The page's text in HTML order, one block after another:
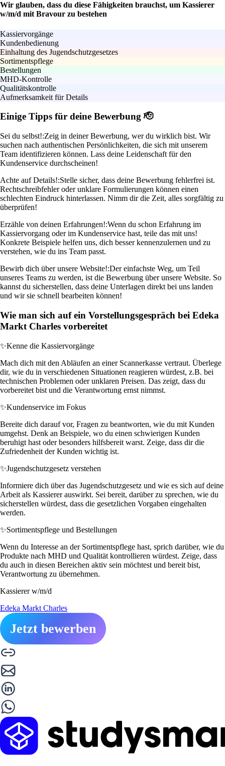
Wir glauben, dass du diese Fähigkeiten brauchst, um Kassierer
w/m/d mit Bravour zu bestehen
Kassiervorgänge
Kundenbedienung
Einhaltung des Jugendschutzgesetzes
Sortimentspflege
Bestellungen
MHD-Kontrolle
Qualitätskontrolle
Aufmerksamkeit für Details
Einige Tipps für deine Bewerbung 🫡
Sei du selbst!:Zeig in deiner Bewerbung, wer du wirklich bist. Wir
suchen nach authentischen Persönlichkeiten, die sich mit unserem
Team identifizieren können. Lass deine Leidenschaft für den
Kundenservice durchscheinen!
Achte auf Details!:Stelle sicher, dass deine Bewerbung fehlerfrei ist.
Rechtschreibfehler oder unklare Formulierungen können einen
schlechten Eindruck hinterlassen. Nimm dir die Zeit, alles sorgfältig zu
überprüfen!
Erzähle von deinen Erfahrungen!:Wenn du schon Erfahrung im
Kassiervorgang oder im Kundenservice hast, teile das mit uns!
Konkrete Beispiele helfen uns, dich besser kennenzulernen und zu
verstehen, wie du ins Team passt.
Bewirb dich über unsere Website!:Der einfachste Weg, um Teil
unseres Teams zu werden, ist die Bewerbung über unsere Website. So
kannst du sicherstellen, dass deine Unterlagen direkt bei uns landen
und wir sie schnell bearbeiten können!
Wie man sich auf ein Vorstellungsgespräch bei Edeka
Markt Charles vorbereitet
✨Kenne die Kassiervorgänge
Mach dich mit den Abläufen an einer Scannerkasse vertraut. Überlege
dir, wie du in verschiedenen Situationen reagieren würdest, z.B. bei
technischen Problemen oder unklaren Preisen. Das zeigt, dass du
vorbereitet bist und die Verantwortung ernst nimmst.
✨Kundenservice im Fokus
Bereite dich darauf vor, Fragen zu beantworten, wie du mit Kunden
umgehst. Denk an Beispiele, wo du einen schwierigen Kunden
beruhigt hast oder besonders hilfsbereit warst. Zeige, dass dir die
Zufriedenheit der Kunden wichtig ist.
✨Jugendschutzgesetz verstehen
Informiere dich über das Jugendschutzgesetz und wie es sich auf deine
Arbeit als Kassierer auswirkt. Sei bereit, darüber zu sprechen, wie du
sicherstellen würdest, dass die gesetzlichen Vorgaben eingehalten
werden.
✨Sortimentspflege und Bestellungen
Wenn du Interesse an der Sortimentspflege hast, sprich darüber, wie du
Produkte nach MHD und Qualität kontrollieren würdest. Zeige, dass
du auch in diesen Bereichen aktiv sein möchtest und bereit bist,
Verantwortung zu übernehmen.
Kassierer w/m/d
Edeka Markt Charles
Jetzt bewerben